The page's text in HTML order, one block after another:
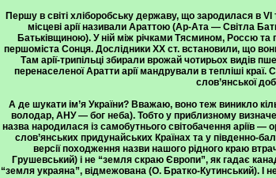
Першу в світі хліборобську державу, що зародилася в VI
місцеві арії називали Араттою (Ар-Ата — Світла
Батьківщиною). У ній між річками Тясмином, Россю та
першоміста Сонця. Дослідники XX ст. встановили, що
Там арії-трипільці збирали врожай чотирьох видів
перенаселеної Аратти арії мандрували в тепліші
слов’янської
А де шукати ім’я України? Вважаю, воно теж виникло
володар, АНУ — бог неба). Тобто у приблизному
назва народилася із самобутнього світобачення аріїв —
слов’янських придунайських Країнах та у південно-
версії походження назви нашого рідного краю
Грушевський) і не “земля скраю Європи”, як гадає
“земля украяна”, відмежована (О. Братко-Кутинський). І